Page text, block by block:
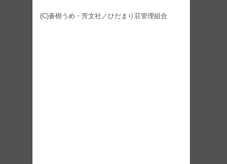
(C)蒼樹うめ・芳文社／ひだまり荘管理組合